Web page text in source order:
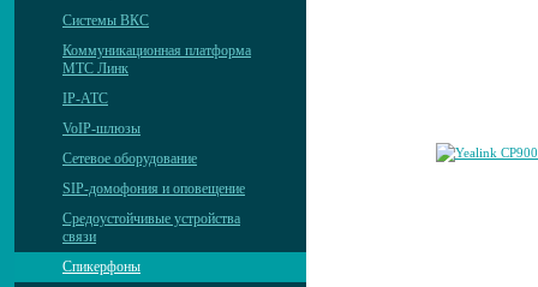
Системы ВКС
Коммуникационная платформа
МТС Линк
IP-АТС
VoIP-шлюзы
Сетевое оборудование
SIP-домофония и оповещение
Средоустойчивые устройства
связи
Спикерфоны